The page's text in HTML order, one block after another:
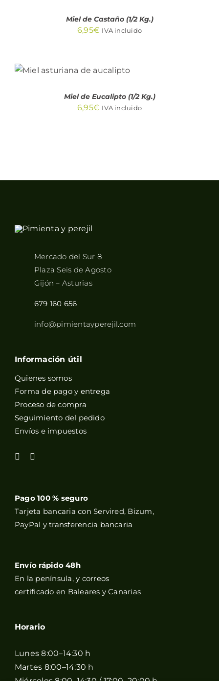
Miel de Castaño (1/2 Kg.)
6,95€ IVA incluido
/
Miel de Eucalipto (1/2 Kg.)
6,95€ IVA incluido
Mercado del Sur 8
Plaza Seis de Agosto
Gijón – Asturias
679 160 656
info@pimientayperejil.com
Información útil
Quienes somos
Forma de pago y entrega
Proceso de compra
Seguimiento del pedido
Envíos e impuestos
Pago 100 % seguro
Tarjeta bancaria con Servired, Bizum,
PayPal y transferencia bancaria
Envío rápido 48h
En la península, y correos
certificado en Baleares y Canarias
Horario
Lunes 8:00–14:30 h
Martes 8:00–14:30 h